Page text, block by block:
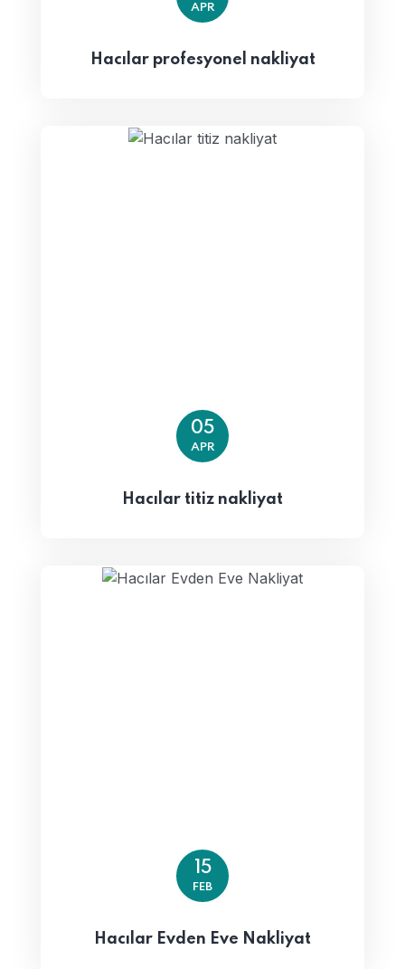
APR
Hacılar profesyonel nakliyat
05
APR
Hacılar titiz nakliyat
15
FEB
Hacılar Evden Eve Nakliyat